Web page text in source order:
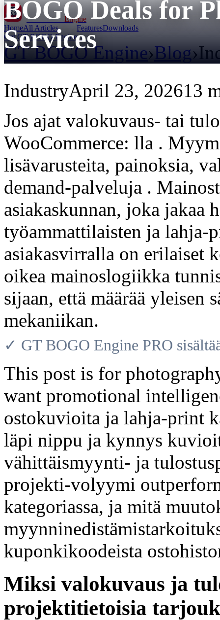
GT BOGO Engine
HomeAll Articles FeaturesDownloads
Get GT BOGO Engine →
GT BOGO Engine›Blog›
BOGO Deals for
Services
IndustryApril 23, 202613
Jos ajat valokuvaus- tai
WooCommerce: lla .
lisävarusteita, painoksia,
demand-palveluja .
asiakaskunnan, joka jakaa
työammattilaisten ja lahja-
asiakasvirralla on erilaiset
oikea mainoslogiikka
sijaan, että määrää yleisen
mekaniikan.
✓ GT BOGO Engine PRO
This post is for
want promotional
ostokuvioita ja lahja-print
läpi nippu ja kynnys
vähittäismyynti- ja
projekti-volyymi
kategoriassa, ja mitä
kuponkikoodeista
Miksi valokuvaus ja
projektitietoisia